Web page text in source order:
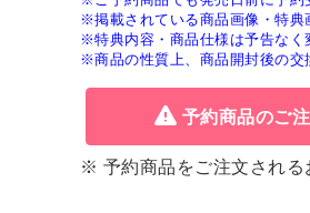
※掲載されている商品画像・特典
※特典内容・商品仕様は予告なく
※商品の性質上、商品開封後の交
予約商品のご
※ 予約商品をご注文される